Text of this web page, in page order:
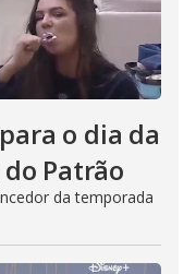
o dia da
Patrão
da temporada